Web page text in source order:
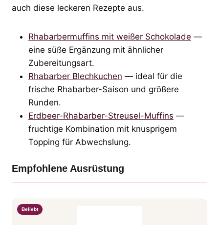
auch diese leckeren Rezepte aus.
Rhabarbermuffins mit weißer Schokolade —
eine süße Ergänzung mit ähnlicher
Zubereitungsart.
Rhabarber Blechkuchen — ideal für die
frische Rhabarber-Saison und größere
Runden.
Erdbeer-Rhabarber-Streusel-Muffins —
fruchtige Kombination mit knusprigem
Topping für Abwechslung.
Empfohlene Ausrüstung
Beliebt